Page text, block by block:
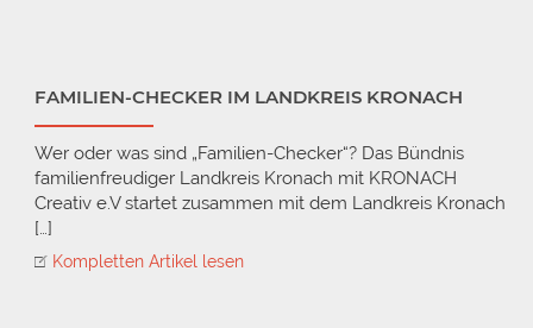
FAMILIEN-CHECKER IM LANDKREIS KRONACH
Wer oder was sind „Familien-Checker“? Das Bündnis
familienfreudiger Landkreis Kronach mit KRONACH
Creativ e.V startet zusammen mit dem Landkreis Kronach
[…]
Kompletten Artikel lesen